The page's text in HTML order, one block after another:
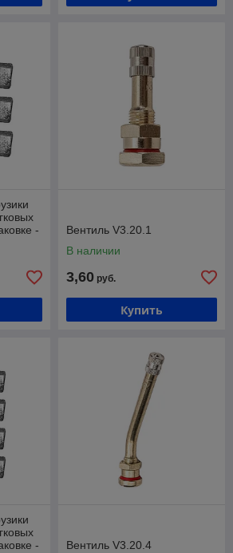
-
Вентиль V3.20.1
В наличии
3,60 руб.
Купить
-
Вентиль V3.20.4